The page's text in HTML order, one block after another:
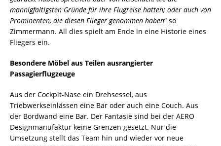
mannigfaltigsten Gründe für ihre Flugreise hatten; oder auch von
Prominenten, die diesen Flieger genommen haben“ so
Zimmermann. All dies spielt am Ende in eine Historie eines
Fliegers ein.
Besondere Möbel aus Teilen ausrangierter
Passagierflugzeuge
Aus der Cockpit-Nase ein Drehsessel, aus
Triebwerkseinlässen eine Bar oder auch eine Couch. Aus
der Bordwand eine Bar. Der Fantasie sind bei der AERO
Designmanufaktur keine Grenzen gesetzt. Nur die
Umsetzung stellt das Team hin und wieder vor neue